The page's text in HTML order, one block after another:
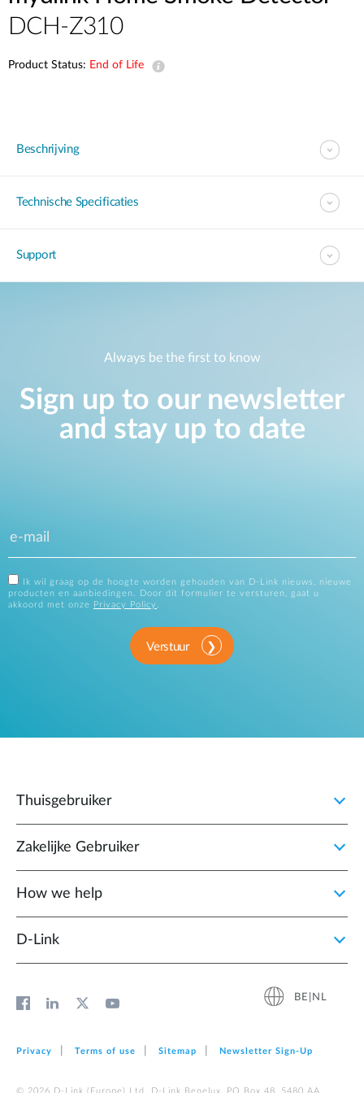
DCH-Z310
Product Status: End of Life
Beschrijving
Technische Specificaties
Support
Always be the first to know
Sign up to our newsletter
and stay up to date
Ik wil graag op de hoogte worden gehouden van D-Link nieuws, nieuwe
producten en aanbiedingen. Door dit formulier te versturen, gaat u
akkoord met onze
Privacy Policy .
Verstuur
Thuisgebruiker
Zakelijke Gebruiker
How we help
D‑Link
BE|NL
Privacy Terms of use Sitemap Newsletter Sign‑Up